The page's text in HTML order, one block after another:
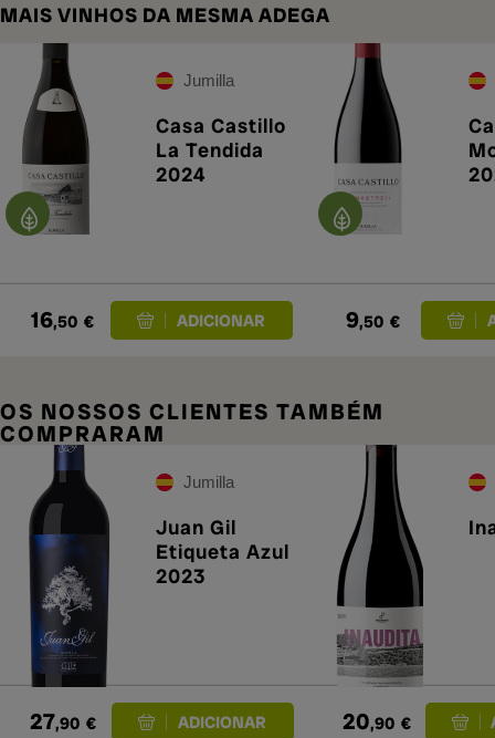
MAIS VINHOS DA MESMA ADEGA
Jumilla
Casa Castillo
La Tendida
2024
16,50 € 9,50 €
OS NOSSOS CLIENTES TAMBÉM
COMPRARAM
Jumilla
Juan Gil
Etiqueta Azul
2023
27,90 € 20,90 €